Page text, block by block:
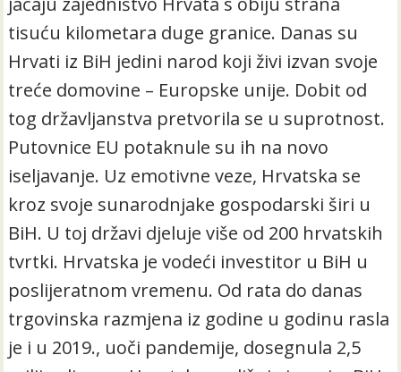
tisuću kilometara duge granice. Danas su
Hrvati iz BiH jedini narod koji živi izvan svoje
treće domovine – Europske unije. Dobit od
tog državljanstva pretvorila se u suprotnost.
Putovnice EU potaknule su ih na novo
iseljavanje. Uz emotivne veze, Hrvatska se
kroz svoje sunarodnjake gospodarski širi u
BiH. U toj državi djeluje više od 200 hrvatskih
tvrtki. Hrvatska je vodeći investitor u BiH u
poslijeratnom vremenu. Od rata do danas
trgovinska razmjena iz godine u godinu rasla
je i u 2019., uoči pandemije, dosegnula 2,5